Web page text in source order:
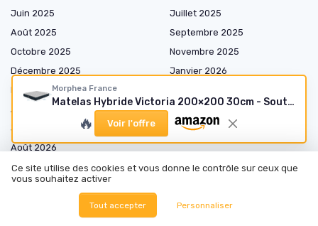
Morphea France
Matelas Hybride Victoria 200×200 30cm - Soutien Ferme
🔥 Voir l'offre
Juin 2025
Juillet 2025
Août 2025
Septembre 2025
Octobre 2025
Novembre 2025
Décembre 2025
Janvier 2026
Février 2026
Avril 2026
Juin 2026
Juillet 2026
Août 2026
Ce site utilise des cookies et vous donne le contrôle sur ceux que
vous souhaitez activer
Tout accepter Personnaliser